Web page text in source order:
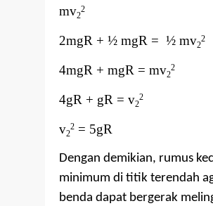
mv2
2
2mgR + ½ mgR = ½ mv2
2
4mgR + mgR = mv2
2
4gR + gR = v2
2
v2
2 = 5gR
Dengan demikian, rumus
minimum di titik terendah
benda dapat bergerak